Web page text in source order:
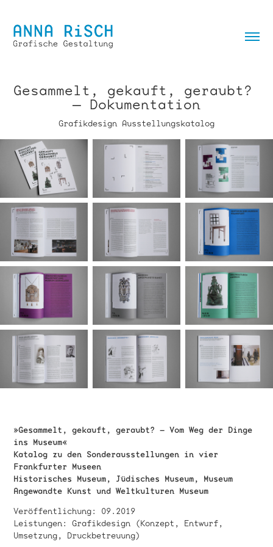
Gesammelt, gekauft, geraubt?
— Dokumentation
»Gesammelt, gekauft, geraubt? – Vom Weg der Dinge
ins Museum«
Katalog zu den Sonderausstellungen in vier
Frankfurter Museen
Historisches Museum, Jüdisches Museum, Museum
Angewandte Kunst und Weltkulturen Museum
Veröffentlichung: 09.2019
Leistungen: Grafikdesign (Konzept, Entwurf,
Umsetzung, Druckbetreuung)